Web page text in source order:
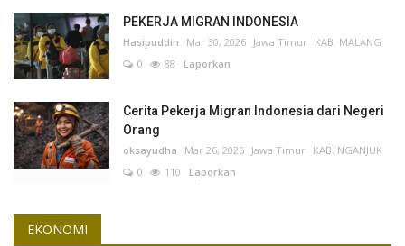
PEKERJA MIGRAN INDONESIA
Hasipuddin Mar 30, 2026 Jawa Timur KAB. MALANG
0
88 Laporkan
Cerita Pekerja Migran Indonesia dari Negeri
Orang
oksayudha Mar 26, 2026 Jawa Timur KAB. NGANJUK
0
110 Laporkan
EKONOMI